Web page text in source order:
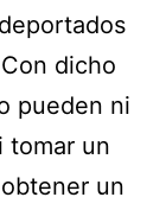
dicho
pueden ni
tomar un
un